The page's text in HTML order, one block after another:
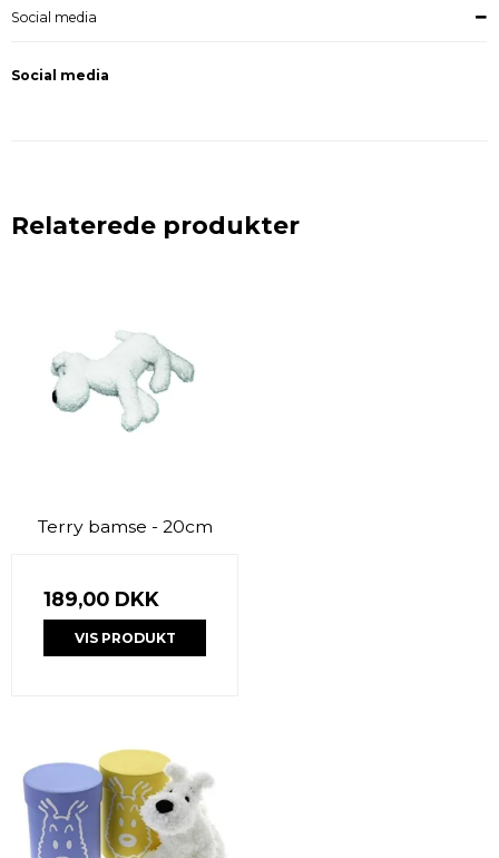
Social media
Social media
Relaterede produkter
Terry bamse - 20cm
189,00 DKK
VIS PRODUKT